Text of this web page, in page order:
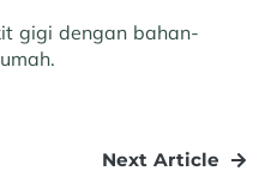
gigi dengan bahan-
Next Article